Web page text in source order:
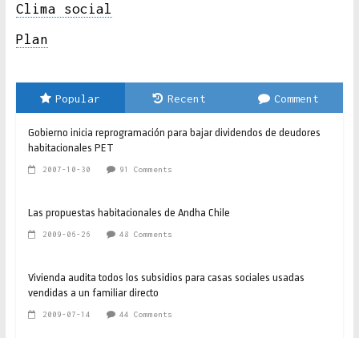
Clima social
Plan
Popular Recent Comment
Gobierno inicia reprogramación para bajar dividendos de deudores
habitacionales PET
2007-10-30 91 Comments
Las propuestas habitacionales de Andha Chile
2009-06-26 48 Comments
Vivienda audita todos los subsidios para casas sociales usadas
vendidas a un familiar directo
2009-07-14 44 Comments